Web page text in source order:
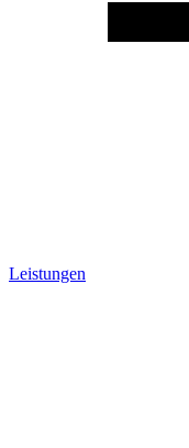
Leistungen